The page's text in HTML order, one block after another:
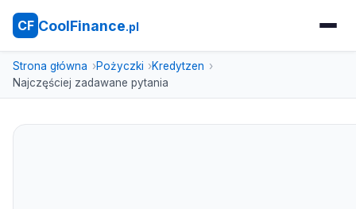
CF CoolFinance.pl
Strona główna Pożyczki
Kredytzen
Najczęściej zadawane pytania